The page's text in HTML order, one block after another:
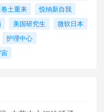
土重来
悦纳新自我
美国研究生
微软日本
护理中心